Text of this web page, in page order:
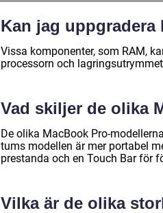
Kan jag uppgradera
Vissa komponenter, som RAM,
processorn och
Vad skiljer de olika
De olika MacBook Pro-
tums modellen är mer portabel
prestanda och en Touch Bar för
Vilka är de olika